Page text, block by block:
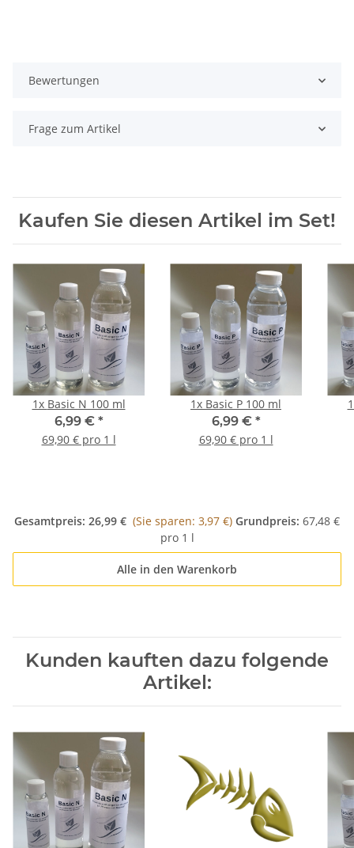
Bewertungen
Frage zum Artikel
Kaufen Sie diesen Artikel im Set!
1x Basic N 100 ml
6,99 € *
69,90 € pro 1 l
1x Basic P 100 ml
6,99 € *
69,90 € pro 1 l
Gesamtpreis: 26,99 € (Sie sparen: 3,97 €) Grundpreis: 67,48 €
pro 1 l
Alle in den Warenkorb
Kunden kauften dazu folgende
Artikel: